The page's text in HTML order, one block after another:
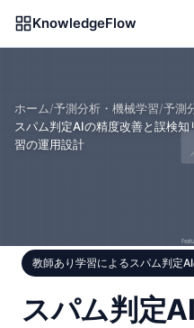
KnowledgeFlow
ホーム/予測分析・機械学習/予測
スパム判定AIの精度改善と誤検
習の運用設計
教師あり学習によるスパム判定
スパム判定